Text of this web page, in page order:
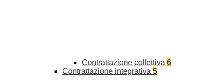
Contrattazione collettiva 6
Contrattazione integrativa 5